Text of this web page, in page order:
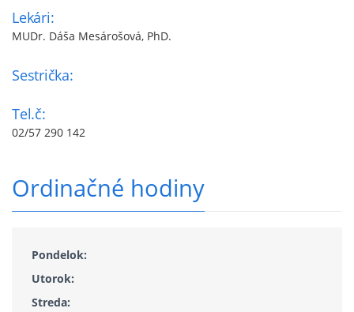
Lekári:
MUDr. Dáša Mesárošová, PhD.
Sestrička:
Tel.č:
02/57 290 142
Ordinačné hodiny
Pondelok:
Utorok:
Streda: